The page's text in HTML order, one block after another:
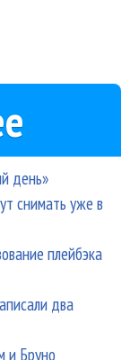
день»
снимать уже в
плейбэка
два
и Бруно